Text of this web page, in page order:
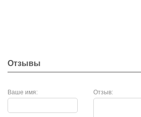
Отзывы
Ваше имя: Отзыв: